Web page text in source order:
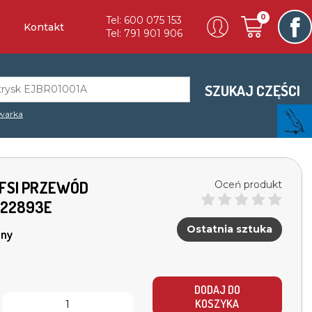
Kontakt
Tel: 600 075 153
Tel: 791 901 906
0
SZUKAJ CZĘŚCI
PRZEWÓD
Oceń produkt
Ostatnia sztuka
DODAJ DO
KOSZYKA